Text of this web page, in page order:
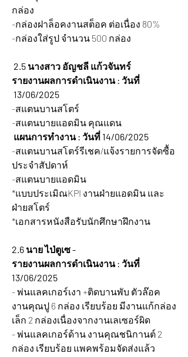
กล่อง
-กล่องฝาล็อคงานสต็อค ต่อเนื่อง 80%
-กล่องใส่รูป จำนวน 500 กล่อง
2.5 นางสาว อัญชลี แก้วจันทร์
รายงานผลการดำเนินงาน : วันที่
13/06/2025
-สแตนบานสโตร์
-สแตนบายแอดมิน คุณแดน
แผนการทำงาน : วันที่ 14/06/2025
-สแตนบานสโตร์รีเชค/แจ้งรายการจัดซื้อ
ประจำสัปดาห์
-สแตนบายแอดมิน
*แบบประเมิณKPI งานฝ่ายแอดมิน และ
ฝ่ายสโตร์
*เอกสารหนังสือรับนักศึกษาฝึกงาน
2.6 นาย ไป่ตูเซ -
รายงานผลการดำเนินงาน : วันที่
13/06/2025
- พ่นแลคเกอร์เงา +ติดบานพับ ตัวล๊อค
งานคุณปู 6 กล่อง เรียบร้อย มีงานแก้กล่อง
เล็ก 2 กล่องเนื่องจากงานเลเซอร์ผิด
- พ่นแลคเกอร์ด้าน งานคุณชนิกานต์ 2
กล่อง เรียบร้อย แพคพร้อมจัดส่งแล้ว